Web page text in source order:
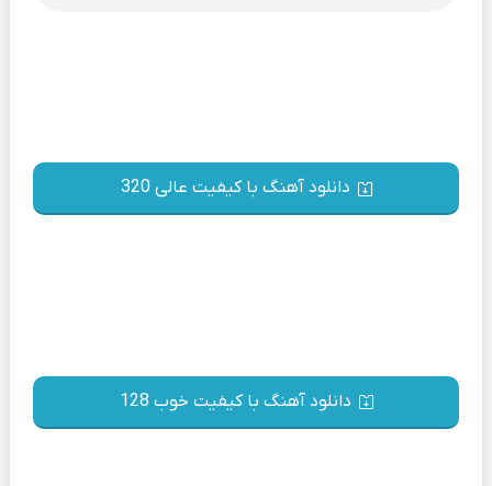
دانلود آهنگ با کیفیت عالی 320
دانلود آهنگ با کیفیت خوب 128